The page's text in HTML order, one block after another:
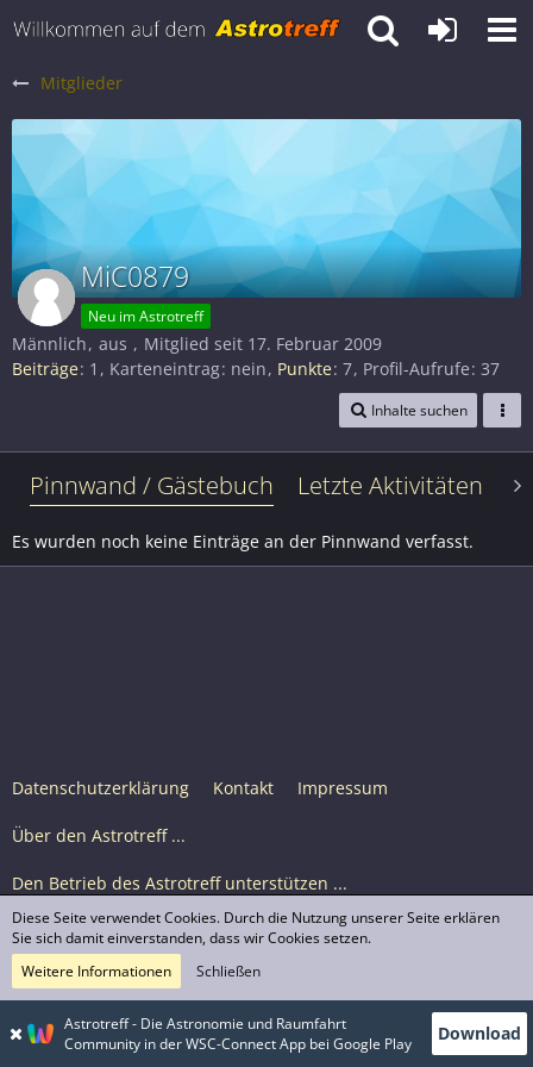
Mitglieder
MiC0879
Neu im Astrotreff
Männlich aus
Mitglied seit 17. Februar 2009
Beiträge 1 Karteneintrag nein Punkte 7 Profil-Aufrufe 37
Inhalte suchen
Pinnwand / Gästebuch Letzte Aktivitäten
Es wurden noch keine Einträge an der Pinnwand verfasst.
Datenschutzerklärung Kontakt Impressum
Über den Astrotreff ...
Den Betrieb des Astrotreff unterstützen ...
Nutzungsbedingungen
© Astrotreff 2001-2026, lizenziert unter CC BY-SA,
sofern für einzelne Inhalte nicht anders angegeben
Astrotreff - Die Astronomie und Raumfahrt
Community in der WSC-Connect App bei Google Play
Download
Diese Seite verwendet Cookies. Durch die Nutzung unserer Seite erklären
Sie sich damit einverstanden, dass wir Cookies setzen.
Weitere Informationen
Schließen